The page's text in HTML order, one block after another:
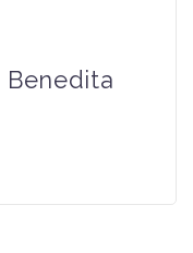
Benedita